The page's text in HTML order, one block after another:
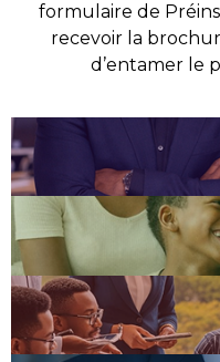
formulaire de
recevoir la
d’entamer le